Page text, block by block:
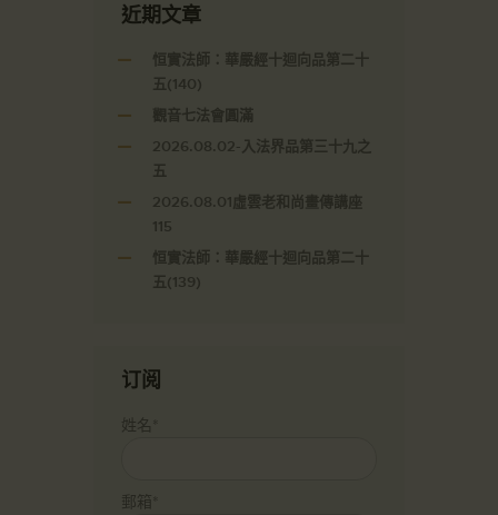
近期文章
恒實法師：華嚴經十迴向品第二十
五(140)
觀音七法會圓滿
2026.08.02-入法界品第三十九之
五
2026.08.01虛雲老和尚畫傳講座
115
恒實法師：華嚴經十迴向品第二十
五(139)
订阅
姓名*
郵箱*